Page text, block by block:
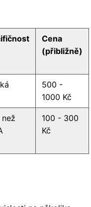
Cena
(přibližně)
500 -
1000 Kč
100 - 300
Kč